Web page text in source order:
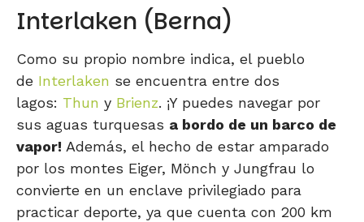
Interlaken (Berna)
Como su propio nombre indica, el pueblo
de Interlaken se encuentra entre dos
lagos: Thun y Brienz. ¡Y puedes navegar por
sus aguas turquesas a bordo de un barco de
vapor! Además, el hecho de estar amparado
por los montes Eiger, Mönch y Jungfrau lo
convierte en un enclave privilegiado para
practicar deporte, ya que cuenta con 200 km